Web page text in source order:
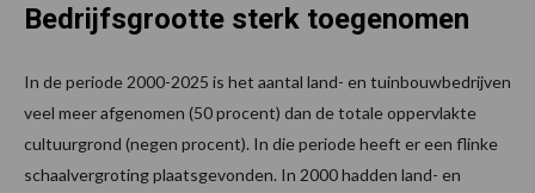
Bedrijfsgrootte sterk toegenomen
In de periode 2000-2025 is het aantal land- en tuinbouwbedrijven
veel meer afgenomen (50 procent) dan de totale oppervlakte
cultuurgrond (negen procent). In die periode heeft er een flinke
schaalvergroting plaatsgevonden. In 2000 hadden land- en